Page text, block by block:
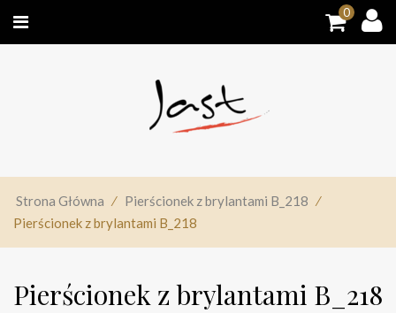
0
Strona Główna ⁄ Pierścionek z brylantami B_218 ⁄
Pierścionek z brylantami B_218
Pierścionek z brylantami B_218